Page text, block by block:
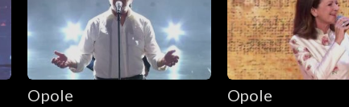
Opole Opole